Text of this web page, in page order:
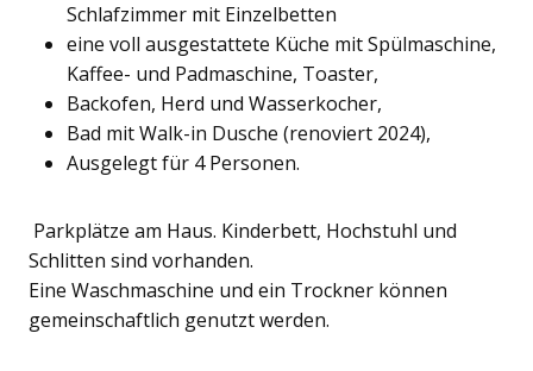
Schlafzimmer mit Einzelbetten
eine voll ausgestattete Küche mit Spülmaschine,
Kaffee- und Padmaschine, Toaster,
Backofen, Herd und Wasserkocher,
Bad mit Walk-in Dusche (renoviert 2024),
Ausgelegt für 4 Personen.
Parkplätze am Haus. Kinderbett, Hochstuhl und
Schlitten sind vorhanden.
Eine Waschmaschine und ein Trockner können
gemeinschaftlich genutzt werden.